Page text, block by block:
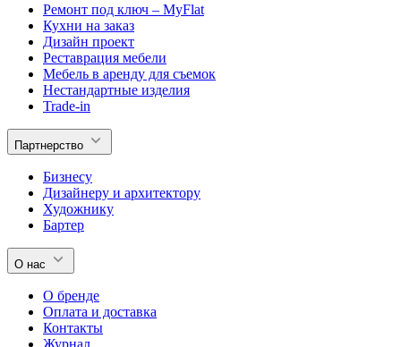
Ремонт под ключ – MyFlat
Кухни на заказ
Дизайн проект
Реставрация мебели
Мебель в аренду для съемок
Нестандартные изделия
Trade-in
Партнерство
Бизнесу
Дизайнеру и архитектору
Художнику
Бартер
О нас
О бренде
Оплата и доставка
Контакты
Журнал